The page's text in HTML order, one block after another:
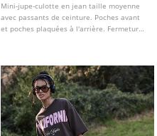
Mini-jupe-culotte en jean taille moyenne
avec passants de ceinture. Poches avant
et poches plaquées à l'arrière. Fermeture